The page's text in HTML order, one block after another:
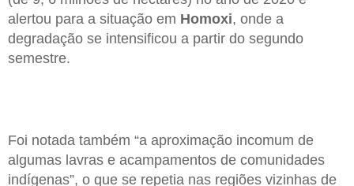
alertou para a situação em Homoxi, onde a
degradação se intensificou a partir do segundo
semestre.
Foi notada também “a aproximação incomum de
algumas lavras e acampamentos de comunidades
indígenas”, o que se repetia nas regiões vizinhas de